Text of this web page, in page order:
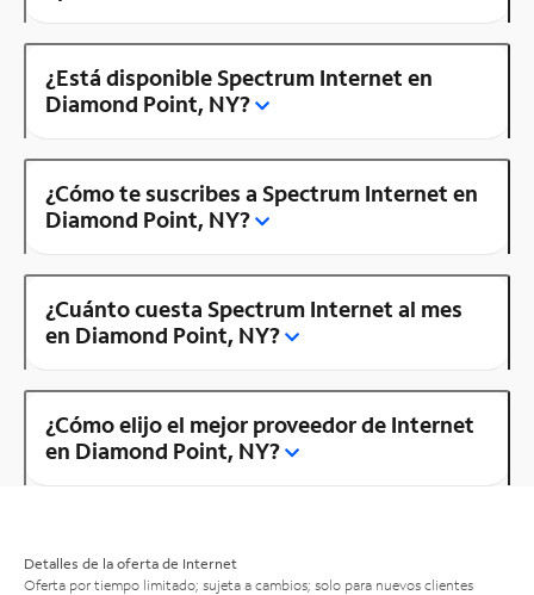
¿Está disponible Spectrum Internet en
Diamond Point, NY?
¿Cómo te suscribes a Spectrum Internet en
Diamond Point, NY?
¿Cuánto cuesta Spectrum Internet al mes
en Diamond Point, NY?
¿Cómo elijo el mejor proveedor de Internet
en Diamond Point, NY?
Detalles de la oferta de Internet
Oferta por tiempo limitado; sujeta a cambios; solo para nuevos clientes